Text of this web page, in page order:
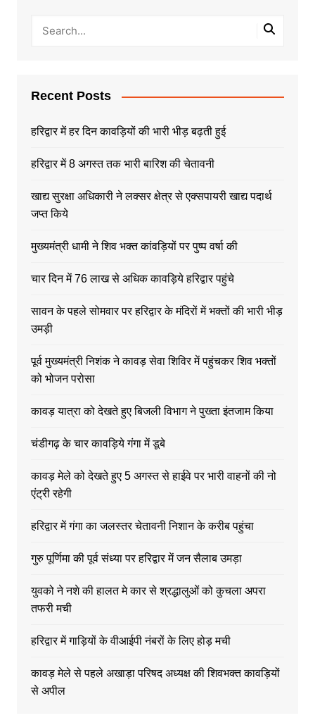
Recent Posts
हरिद्वार में हर दिन कावड़ियों की भारी भीड़ बढ़ती हुई
हरिद्वार में 8 अगस्त तक भारी बारिश की चेतावनी
खाद्य सुरक्षा अधिकारी ने लक्सर क्षेत्र से एक्सपायरी खाद्य पदार्थ
जप्त किये
मुख्यमंत्री धामी ने शिव भक्त कांवड़ियों पर पुष्प वर्षा की
चार दिन में 76 लाख से अधिक कावड़िये हरिद्वार पहुंचे
सावन के पहले सोमवार पर हरिद्वार के मंदिरों में भक्तों की भारी भीड़
उमड़ी
पूर्व मुख्यमंत्री निशंक ने कावड़ सेवा शिविर में पहुंचकर शिव भक्तों
को भोजन परोसा
कावड़ यात्रा को देखते हुए बिजली विभाग ने पुख्ता इंतजाम किया
चंडीगढ़ के चार कावड़िये गंगा में डूबे
कावड़ मेले को देखते हुए 5 अगस्त से हाईवे पर भारी वाहनों की नो
एंट्री रहेगी
हरिद्वार में गंगा का जलस्तर चेतावनी निशान के करीब पहुंचा
गुरु पूर्णिमा की पूर्व संध्या पर हरिद्वार में जन सैलाब उमड़ा
युवको ने नशे की हालत मे कार से श्रद्धालुओं को कुचला अपरा
तफरी मची
हरिद्वार में गाड़ियों के वीआईपी नंबरों के लिए होड़ मची
कावड़ मेले से पहले अखाड़ा परिषद अध्यक्ष की शिवभक्त कावड़ियों
से अपील